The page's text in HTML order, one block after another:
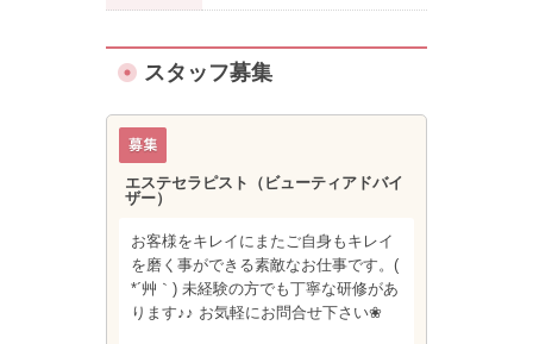
スタッフ募集
エステセラピスト（ビューティアドバイ
ザー）
お客様をキレイにまたご自身もキレイ
を磨く事ができる素敵なお仕事です。(
*´艸｀) 未経験の方でも丁寧な研修があ
ります♪♪ お気軽にお問合せ下さい❀